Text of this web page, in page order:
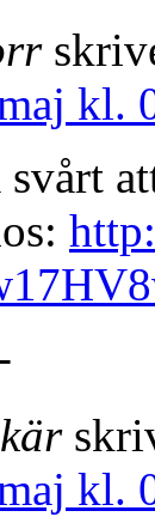
kl.
kl.